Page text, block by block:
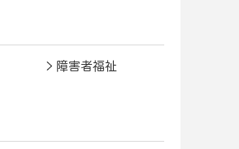
障害者福祉